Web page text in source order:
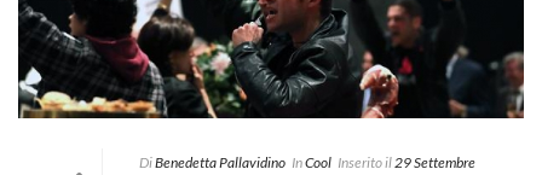
DiBenedetta Pallavidino InCool Inserito il29 Settembre